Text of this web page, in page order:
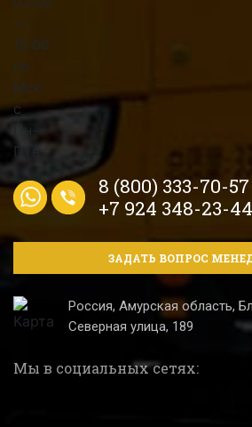
8 (800) 333-70-57
+7 924 348-23-44
ЗАДАТЬ ВОПРОС
Россия, Амурская область,
Северная улица, 189
Мы в социальных сетях: